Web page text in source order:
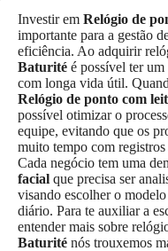
Investir em Relógio de
importante para a gestão
eficiência. Ao adquirir
Baturité é possível ter
com longa vida útil.
Relógio de ponto com
possível otimizar o
equipe, evitando que os
muito tempo com
Cada negócio tem uma
facial que precisa ser
visando escolher o
diário. Para te auxiliar a
entender mais sobre
Baturité nós trouxemos